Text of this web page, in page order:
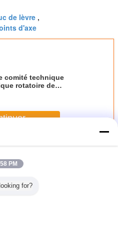
de lèvre ,
d'axe
comité technique
rotatoire de
PM
for?